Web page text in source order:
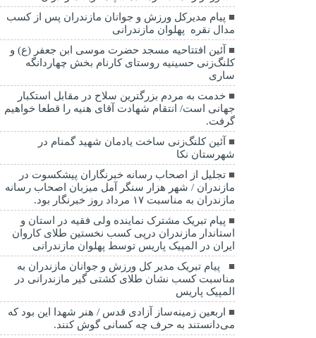
پیام مدیرکل ورزش و جوانان مازندران پس از کسب
مدال نقره پهلوان مازندرانی
آئین افتتاحیه مسجد حضرت موسی ابن جعفر (ع) و
کلنگ‌زنی حسینیه روستای کارنام بخش چهاردانگه
ساری
خدمت به مردم بزرگترین سلاح در مقابل استکبار
جهانی است/ انتقام شهادت آقای هنیه را قطعا خواهیم
گرفت.
آئین کلنگ‌زنی ساخت یادمان شهید گمنام در
شهرستان نکا
تجلیل از اصحاب رسانه خبرنگاران پیشکسوت در
مازندران / شهر هزار سنگر آمل میزبان اصحاب رسانه
مازندران به مناسبت ۱۷ مرداد روز خبرنگار بود.
پیام تبریک مشترک نماینده ولی فقیه در استان و
استاندار مازندران درپی کسب نخستین طلای کاروان
ایران در المپیک پاریس توسط پهلوان مازندرانی
‍ ‍ پیام تبریک مدیر کل ورزش و جوانان مازندران به
مناسبت کسب نشان طلای کشتی گیر مازندرانی در
المپیک پاریس
اربعین زمینه‌ساز آزادی قدس / هنر شهدا این بود که
می‌دانستند به حرف چه کسانی گوش کنند.